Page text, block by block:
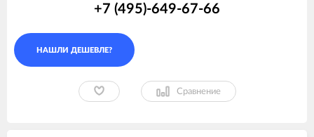
+7 (495)-649-67-66
Сравнение